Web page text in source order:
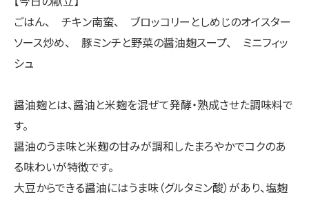
ごはん、 チキン南蛮、 ブロッコリーとしめじのオイスター
ソース炒め、 豚ミンチと野菜の醤油麹スープ、 ミニフィッ
シュ
醤油麹とは、醤油と米麹を混ぜて発酵・熟成させた調味料で
す。
醤油のうま味と米麹の甘みが調和したまろやかでコクのあ
る味わいが特徴です。
大豆からできる醤油にはうま味（グルタミン酸）があり、塩麹